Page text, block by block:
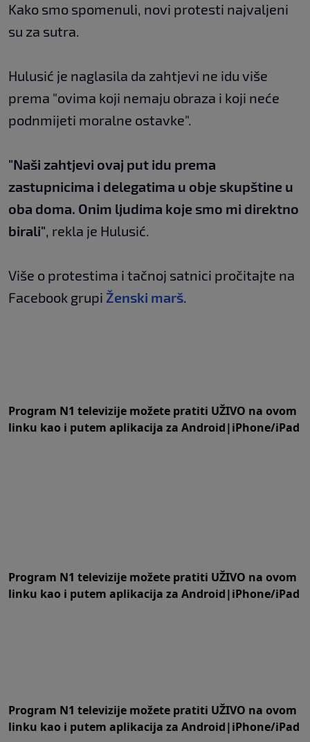
Kako smo spomenuli, novi protesti najvaljeni
su za sutra.
Hulusić je naglasila da zahtjevi ne idu više
prema "ovima koji nemaju obraza i koji neće
podnmijeti moralne ostavke".
"Naši zahtjevi ovaj put idu prema
zastupnicima i delegatima u obje skupštine u
oba doma. Onim ljudima koje smo mi direktno
birali", rekla je Hulusić.
Više o protestima i tačnoj satnici pročitajte na
Facebook grupi Ženski marš.
Program N1 televizije možete pratiti UŽIVO na ovom
linku kao i putem aplikacija za Android|iPhone/iPad
Program N1 televizije možete pratiti UŽIVO na ovom
linku kao i putem aplikacija za Android|iPhone/iPad
Program N1 televizije možete pratiti UŽIVO na ovom
linku kao i putem aplikacija za Android|iPhone/iPad